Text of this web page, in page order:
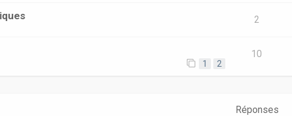
2
1 2
10
Réponses